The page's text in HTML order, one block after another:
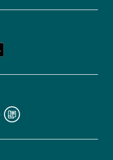
de
en
cualquier
Para
información,
puedes
nuestra